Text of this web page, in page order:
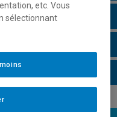
etc. Vous
sélectionnant